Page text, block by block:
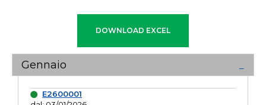
Gennaio
E2600001